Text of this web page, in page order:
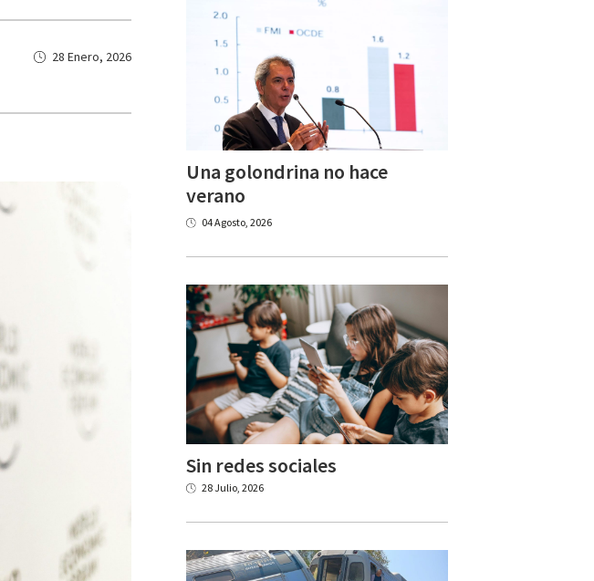
28 Enero, 2026
Una golondrina no hace
verano
04 Agosto, 2026
Sin redessociales
28 Julio, 2026